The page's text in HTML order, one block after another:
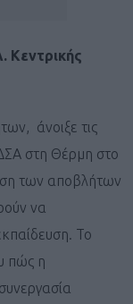
Κεντρικής
άνοιξε τις
στη Θέρμη στο
των αποβλήτων
να
Το
πώς η